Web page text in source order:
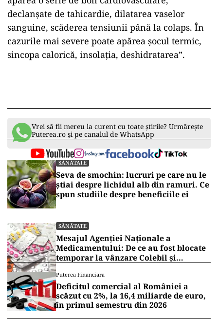
declanșate de tahicardie, dilatarea vaselor
sanguine, scăderea tensiunii până la colaps. În
cazurile mai severe poate apărea șocul termic,
sincopa calorică, insolația, deshidratarea”.
Vrei să fii mereu la curent cu toate știrile? Urmărește
Puterea.ro și pe canalul de WhatsApp
SĂNĂTATE
Seva de smochin: lucruri pe care nu le
știai despre lichidul alb din ramuri. Ce
spun studiile despre beneficiile ei
SĂNĂTATE
Mesajul Agenției Naționale a
Medicamentului: De ce au fost blocate
temporar la vânzare Colebil și
Puterea Financiara
Deficitul comercial al României a
scăzut cu 2%, la 16,4 miliarde de euro,
în primul semestru din 2026